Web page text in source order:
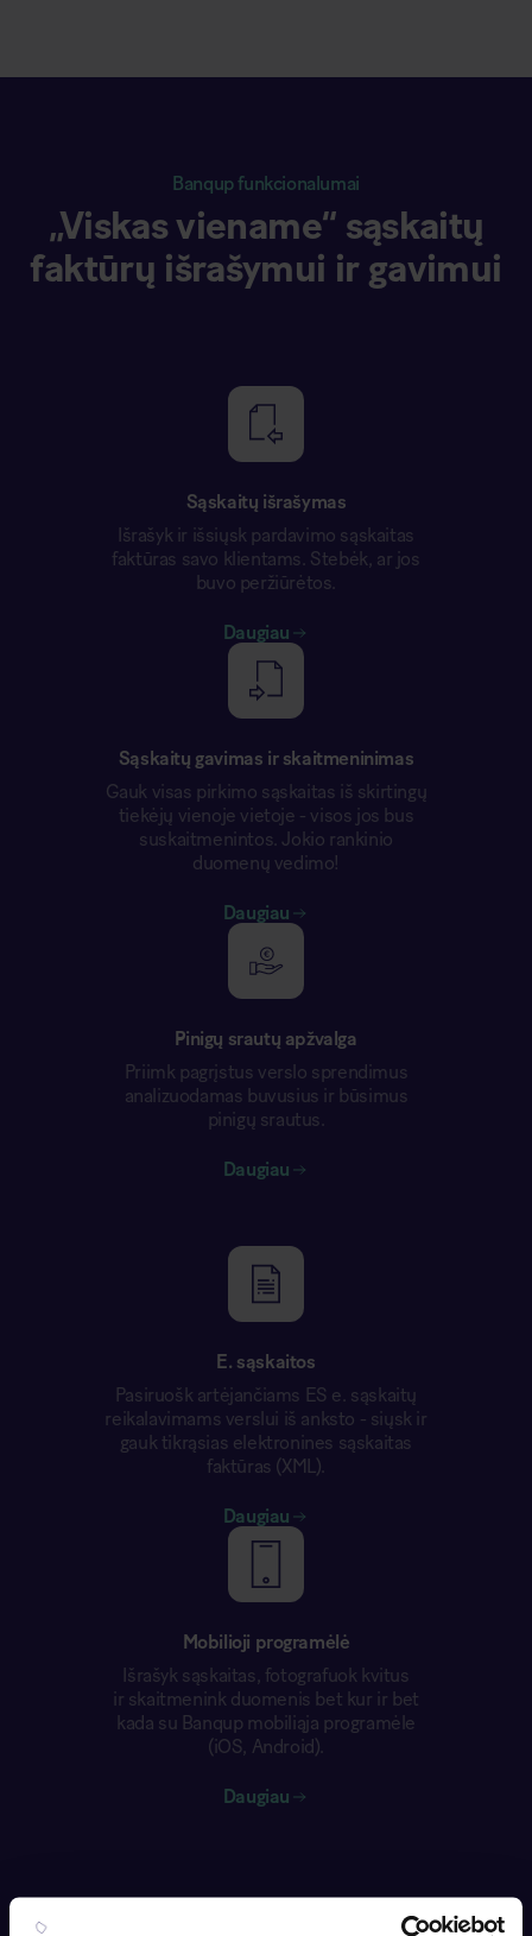
Banqup funkcionalumai
„Viskas viename“ sąskaitų
faktūrų išrašymui ir gavimui
Sąskaitų išrašymas
Išrašyk ir išsiųsk pardavimo sąskaitas
faktūras savo klientams. Stebėk, ar jos
buvo peržiūrėtos.
Daugiau
Sąskaitų gavimas ir skaitmeninimas
Gauk visas pirkimo sąskaitas iš skirtingų
tiekėjų vienoje vietoje - visos jos bus
suskaitmenintos. Jokio rankinio
duomenų vedimo!
Daugiau
Pinigų srautų apžvalga
Priimk pagrįstus verslo sprendimus
analizuodamas buvusius ir būsimus
pinigų srautus.
Daugiau
E. sąskaitos
Pasiruošk artėjančiams ES e. sąskaitų
reikalavimams verslui iš anksto - siųsk ir
gauk tikrąsias elektronines sąskaitas
faktūras (XML).
Daugiau
Mobilioji programėlė
Išrašyk sąskaitas, fotografuok kvitus
ir skaitmenink duomenis bet kur ir bet
kada su Banqup mobiliąja programėle
(iOS, Android).
Daugiau